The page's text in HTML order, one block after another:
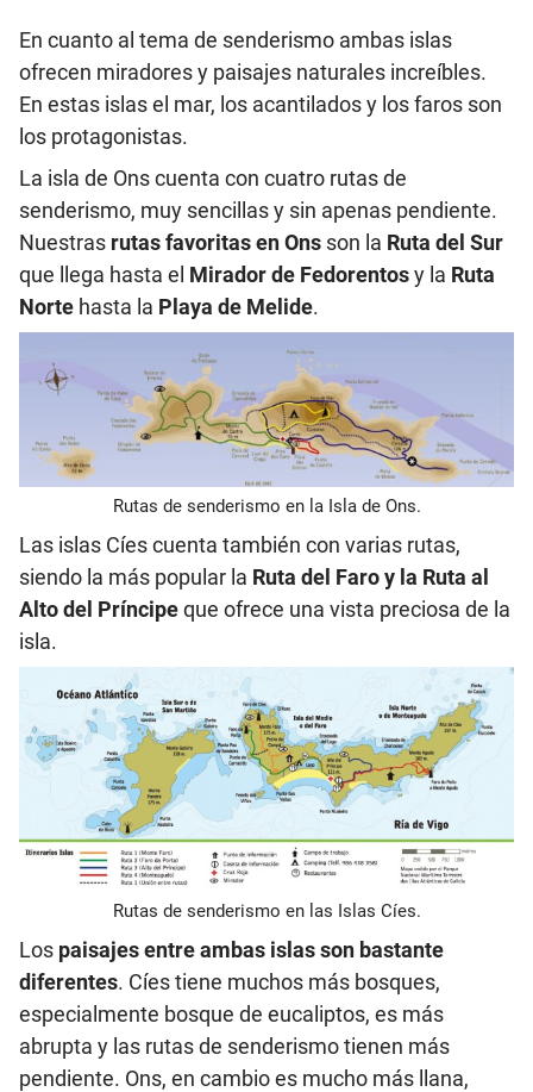
En cuanto al tema de senderismo ambas islas
ofrecen miradores y paisajes naturales increíbles.
En estas islas el mar, los acantilados y los faros son
los protagonistas.
La isla de Ons cuenta con cuatro rutas de
senderismo, muy sencillas y sin apenas pendiente.
Nuestras rutas favoritas en Ons son la Ruta del Sur
que llega hasta el Mirador de Fedorentosy la Ruta
Norte hasta la Playa de Melide.
Rutas de senderismo en la Isla de Ons.
Las islas Cíes cuenta también con varias rutas,
siendo la más popular la Ruta del Faro y la Ruta al
Alto del Príncipeque ofrece una vista preciosa de la
isla.
Rutas de senderismo en las Islas Cíes.
Los paisajes entre ambas islas son bastante
diferentes. Cíes tiene muchos más bosques,
especialmente bosque de eucaliptos, es más
abrupta y las rutas de senderismo tienen más
pendiente. Ons, en cambio es mucho más llana,